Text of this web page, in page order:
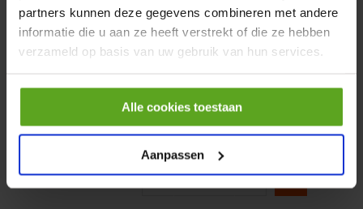
partners kunnen deze gegevens combineren met andere
informatie die u aan ze heeft verstrekt of die ze hebben
verzameld op basis van uw gebruik van hun services.
Alle cookies toestaan
Aanpassen
Vergelijken
Vervangingsmes 2268.3
− Aantal +